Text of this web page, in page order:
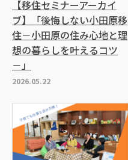
2026.05.22
【移住セミナーアーカイ
ブ】「後悔しない小田原移
住－小田原の住み心地と理
想の暮らしを叶えるコツ
－」